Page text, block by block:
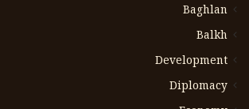
Baghlan
Balkh
Development
Diplomacy